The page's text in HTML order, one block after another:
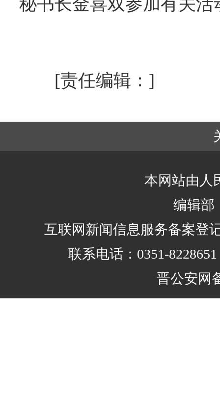
秘书长金喜双参加有关活
[责任编辑：]
本网站由人
编辑部
互联网新闻信息服务备案登
联系电话：0351-
晋公安网